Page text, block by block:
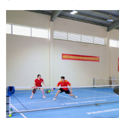
Kinh tế
Tin Kinh tế
Trước giờ mở cửa